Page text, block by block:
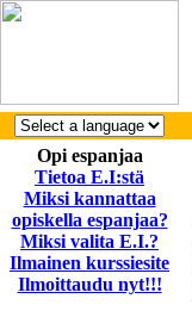
Opi espanjaa
Tietoa E.I:stä
Miksi kannattaa
opiskella espanjaa?
Miksi valita E.I.?
Ilmainen kurssiesite
Ilmoittaudu nyt!!!